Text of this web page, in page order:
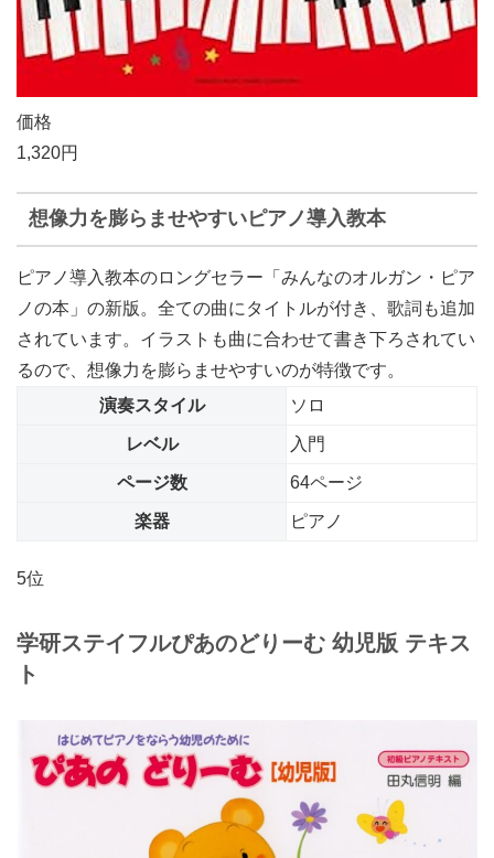
価格
1,320円
想像力を膨らませやすいピアノ導入教本
ピアノ導入教本のロングセラー「みんなのオルガン・ピア
ノの本」の新版。全ての曲にタイトルが付き、歌詞も追加
されています。イラストも曲に合わせて書き下ろされてい
るので、想像力を膨らませやすいのが特徴です。
演奏スタイル
ソロ
レベル 入門
ページ数 64ページ
楽器 ピアノ
5位
学研ステイフルぴあのどりーむ 幼児版 テキス
ト